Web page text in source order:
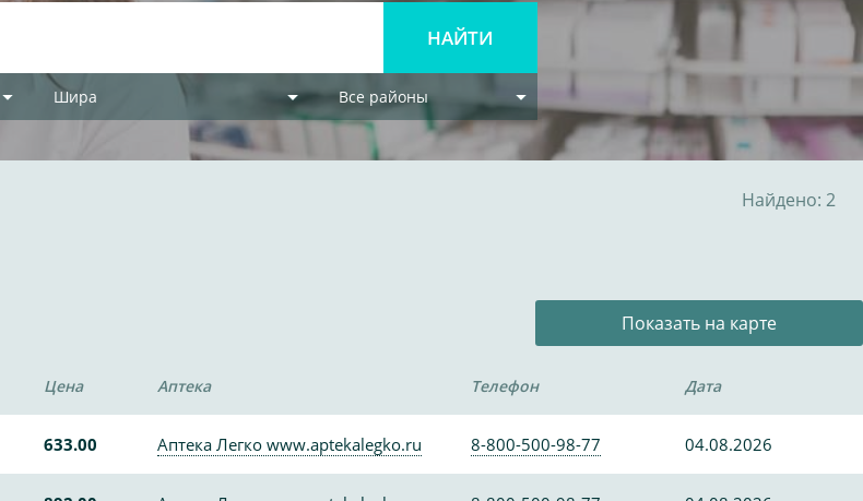
Шира Все районы
Найдено: 2
Показать на карте
Цена Аптека Телефон Дата
633.00 Аптека Легко www.aptekalegko.ru 8-800-500-98-77 04.08.2026